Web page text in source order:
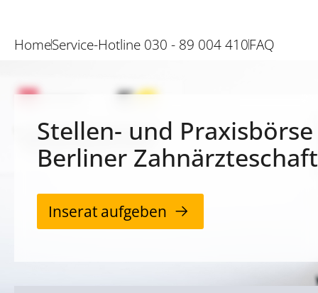
HomeService-Hotline 030 - 89 004 410FAQ
Stellen- und
Berliner Zahnärzteschaft
Inserat aufgeben